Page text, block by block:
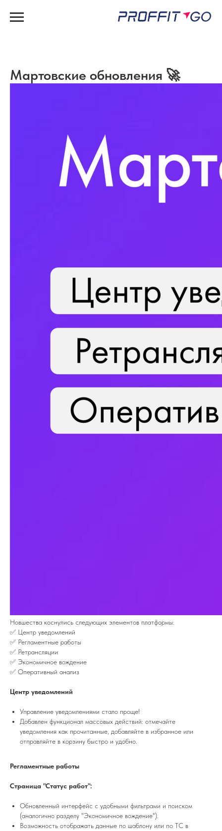
Мартовские обновления 🚀
Новшества коснулись следующих элементов платформы:
✅ Центр уведомлений
✅ Регламентные работы
✅ Ретрансляции
✅ Экономичное вождение
✅ Оперативный анализ
Центр уведомлений
Управление уведомлениями стало проще!
Добавлен функционал массовых действий: отмечайте
уведомления как прочитанные, добавляйте в избранное или
отправляйте в корзину быстро и удобно.
Регламентные работы
Страница "Статус работ":
Обновленный интерфейс с удобными фильтрами и поиском
(аналогично разделу "Экономичное вождение").
Возможность отображать данные по шаблону или по ТС в